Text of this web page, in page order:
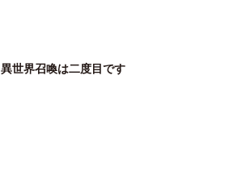
異世界召喚は二度目です